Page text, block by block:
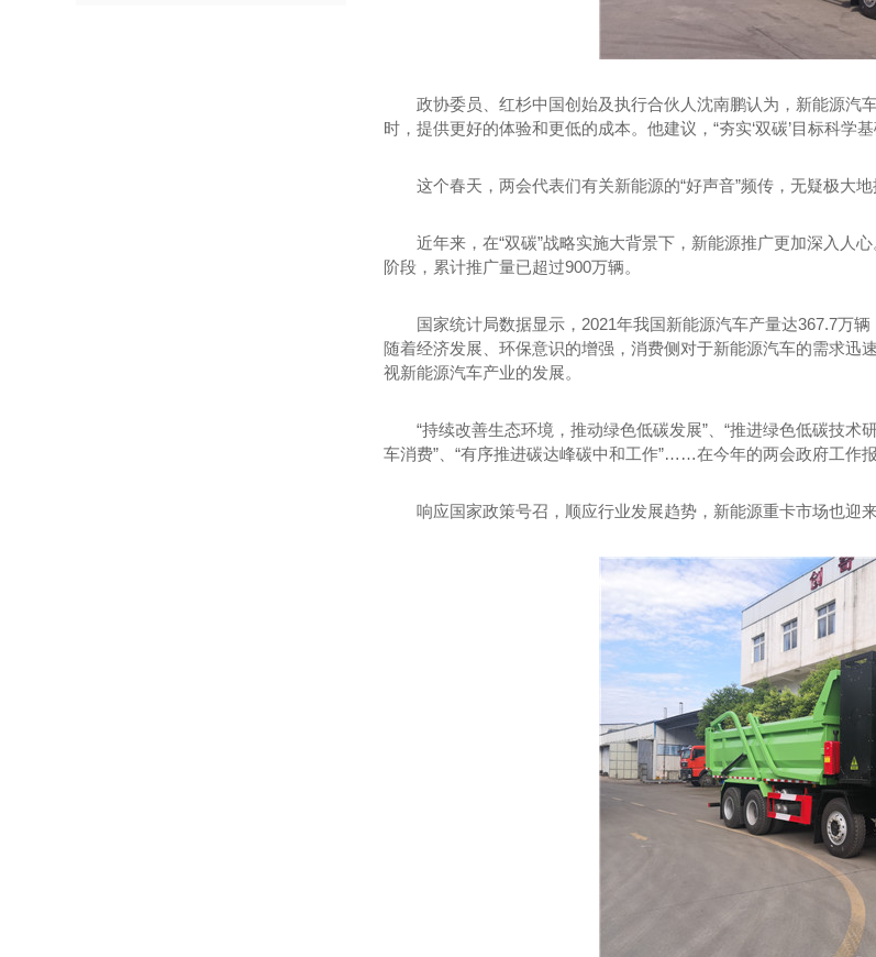
政协委员、红杉中国创始及执行合伙人沈南鹏认为，新能源汽
时，提供更好的体验和更低的成本。他建议，“夯实‘双碳’目标科学
这个春天，两会代表们有关新能源的“好声音”频传，无疑极大
近年来，在“双碳”战略实施大背景下，新能源推广更加深入人
阶段，累计推广量已超过900万辆。
国家统计局数据显示，2021年我国新能源汽车产量达367.7万
随着经济发展、环保意识的增强，消费侧对于新能源汽车的需求迅
视新能源汽车产业的发展。
“持续改善生态环境，推动绿色低碳发展”、“推进绿色低碳技
车消费”、“有序推进碳达峰碳中和工作”……在今年的两会政府工作
响应国家政策号召，顺应行业发展趋势，新能源重卡市场也迎